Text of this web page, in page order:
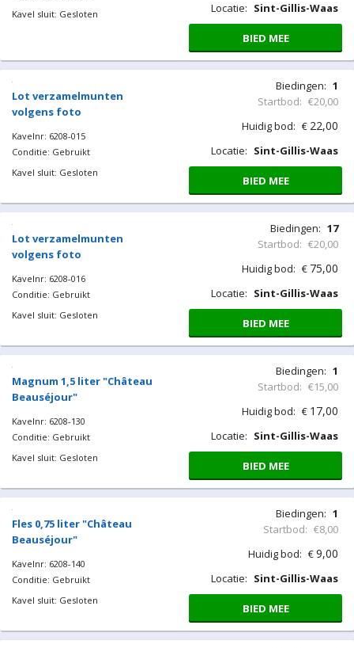
Kavel sluit: Gesloten
Locatie: Sint-Gillis-Waas
BIED MEE
Lot verzamelmunten
volgens foto
Kavelnr: 6208-015
Conditie: Gebruikt
Kavel sluit: Gesloten
Biedingen: 1
Startbod: €20,00
Huidig bod: € 22,00
Locatie: Sint-Gillis-Waas
BIED MEE
Lot verzamelmunten
volgens foto
Kavelnr: 6208-016
Conditie: Gebruikt
Kavel sluit: Gesloten
Biedingen: 17
Startbod: €20,00
Huidig bod: € 75,00
Locatie: Sint-Gillis-Waas
BIED MEE
Magnum 1,5 liter "Château
Beauséjour"
Kavelnr: 6208-130
Conditie: Gebruikt
Kavel sluit: Gesloten
Biedingen: 1
Startbod: €15,00
Huidig bod: € 17,00
Locatie: Sint-Gillis-Waas
BIED MEE
Fles 0,75 liter "Château
Beauséjour"
Kavelnr: 6208-140
Conditie: Gebruikt
Kavel sluit: Gesloten
Biedingen: 1
Startbod: €8,00
Huidig bod: €9,00
Locatie: Sint-Gillis-Waas
BIED MEE